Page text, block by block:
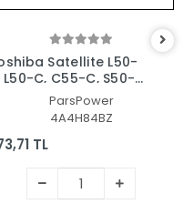
Satellite L50-
L50-C, C55-C, S50-B,
C, L70-C Serisi
Notebook
Işıklı (Beyaz TR)
ParsPower
4A4H84BZ
TL